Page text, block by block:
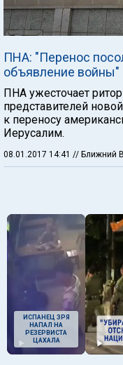
ПНА: "Перенос
объявление войны"
ПНА ужесточает
представителей
к переносу
Иерусалим.
08.01.2017 14:41 // Ближний
ИСПАНЕЦ ЗРЯ
НАПАЛ НА
РЕЗЕРВИСТА
ЦАХАЛА